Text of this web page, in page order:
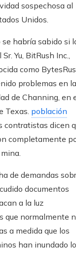
sospechosa al
Unidos.
se habría sabido si
Yu, BitRush Inc.,
como
problemas en
de Channing, en
Texas. población
contratistas dicen
completamente
de demandas
documentos
a la luz
que normalmente
a medida que los
han inundado